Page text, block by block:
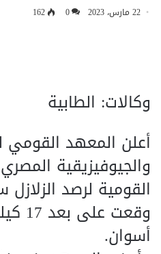
22 مارس، 2023 0
162
وكالات: الطابية
أعلن المعهد القومي
والجيوفيزيقية
القومية لرصد
أسوان.